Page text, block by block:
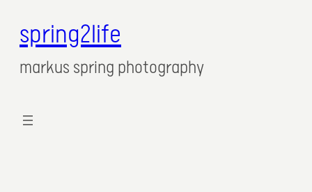
spring2life
markus spring photography